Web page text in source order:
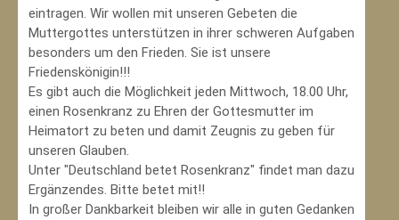
eintragen. Wir wollen mit unseren Gebeten die
Muttergottes unterstützen in ihrer schweren Aufgaben
besonders um den Frieden. Sie ist unsere
Friedenskönigin!!!
Es gibt auch die Möglichkeit jeden Mittwoch, 18.00 Uhr,
einen Rosenkranz zu Ehren der Gottesmutter im
Heimatort zu beten und damit Zeugnis zu geben für
unseren Glauben.
Unter "Deutschland betet Rosenkranz" findet man dazu
Ergänzendes. Bitte betet mit!!
In großer Dankbarkeit bleiben wir alle in guten Gedanken